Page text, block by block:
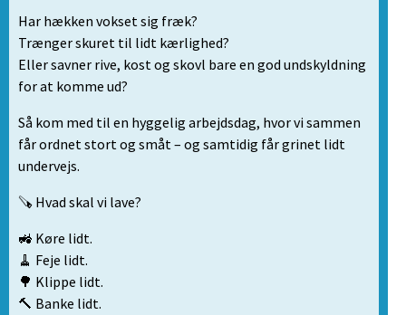
Har hækken vokset sig fræk?
Trænger skuret til lidt kærlighed?
Eller savner rive, kost og skovl bare en god undskyldning
for at komme ud?
Så kom med til en hyggelig arbejdsdag, hvor vi sammen
får ordnet stort og småt – og samtidig får grinet lidt
undervejs.
🪚 Hvad skal vi lave?
🚜 Køre lidt.
🧹 Feje lidt.
🌳 Klippe lidt.
🔨 Banke lidt.